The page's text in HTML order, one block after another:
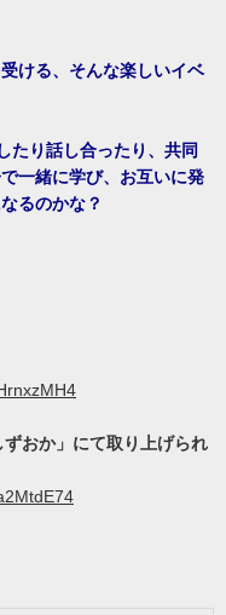
ける、そんな楽しいイベ
たり話し合ったり、共同
一緒に学び、お互いに発
るのかな？
おか」にて取り上げられ